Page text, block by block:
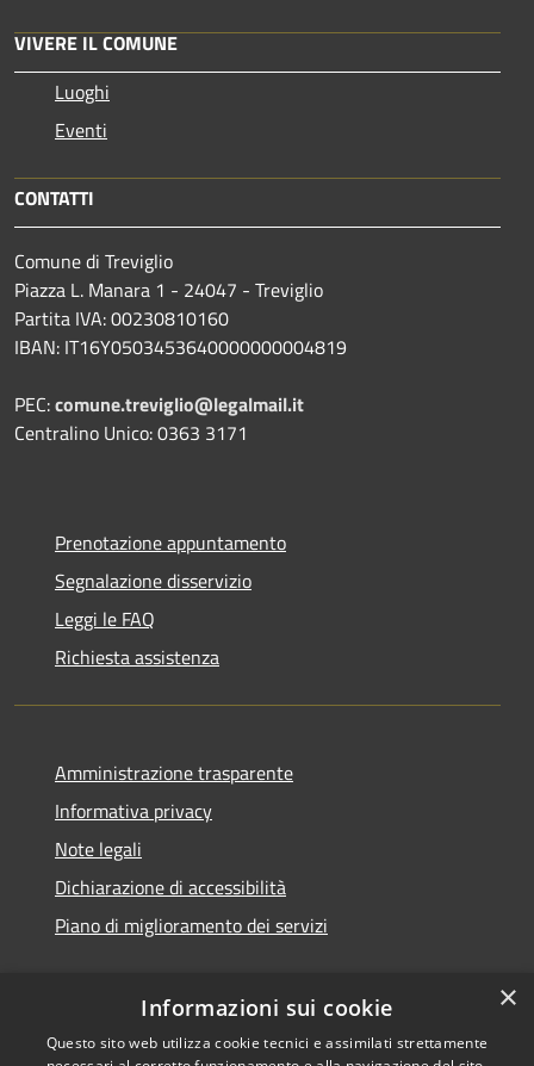
VIVERE IL COMUNE
Luoghi
Eventi
CONTATTI
Comune di Treviglio
Piazza L. Manara 1 - 24047 - Treviglio
Partita IVA: 00230810160
IBAN: IT16Y0503453640000000004819
PEC:comune.treviglio@legalmail.it
Centralino Unico: 0363 3171
Prenotazione appuntamento
Segnalazione disservizio
Leggi le FAQ
Richiesta assistenza
Amministrazione trasparente
Informativa privacy
Note legali
Dichiarazione di accessibilità
Piano di miglioramento dei servizi
RSS
Copyright © 2026 • Comune di
×
Informazioni sui cookie
Questo sito web utilizza cookie tecnici e assimilati strettamente